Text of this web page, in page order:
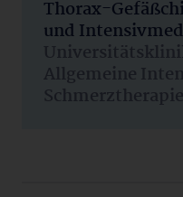
Thorax-
und
Allgemeine
Schmerztherapie